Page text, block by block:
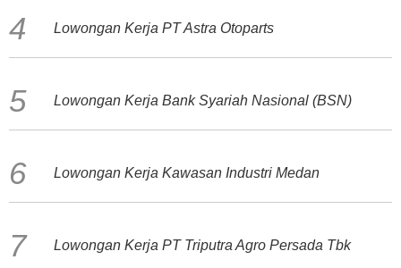
Lowongan Kerja PT Astra Otoparts
Lowongan Kerja Bank Syariah Nasional (BSN)
Lowongan Kerja Kawasan Industri Medan
Lowongan Kerja PT Triputra Agro Persada Tbk